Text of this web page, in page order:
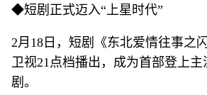
◆短剧正式迈入“上星时代”
2月18日，短剧《东北爱情往事之
卫视21点档播出，成为首部登上
剧。